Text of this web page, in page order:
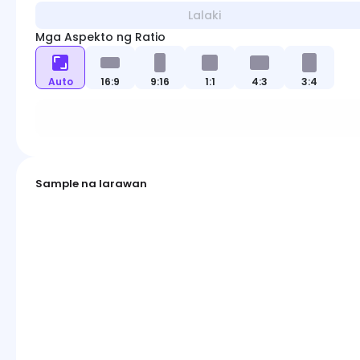
Lalaki
Mga Aspekto ng Ratio
Auto 16:9 9:16 1:1 4:3 3:4
Sample na larawan